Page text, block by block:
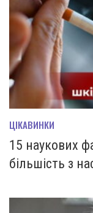
ЦІКАВИНКИ
15 наукових
більшість з